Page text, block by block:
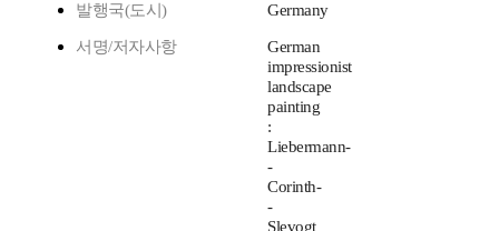
발행국(도시) Germany
서명/저자사항
German
impressionist
landscape
painting
:
Liebermann-
-
Corinth-
-
Slevogt